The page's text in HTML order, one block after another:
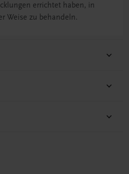
errichtet haben, in
Weise zu behandeln.